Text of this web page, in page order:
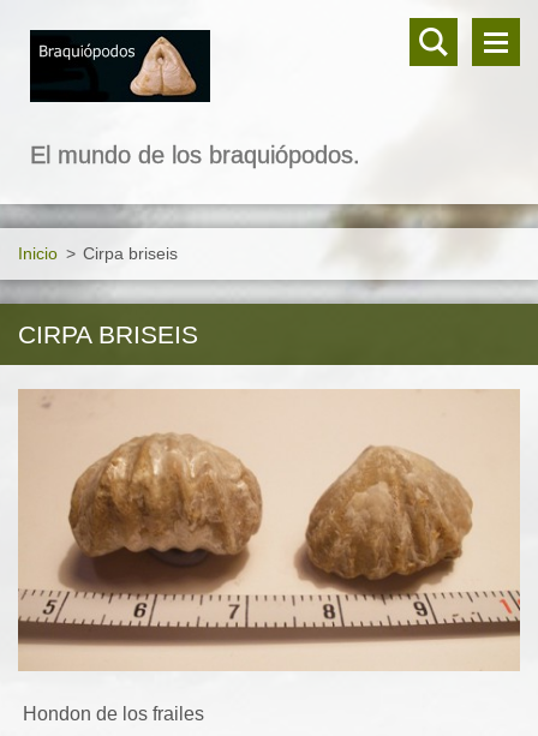
El mundo de los braquiópodos.
Inicio > Cirpa briseis
CIRPA BRISEIS
Hondon de los frailes